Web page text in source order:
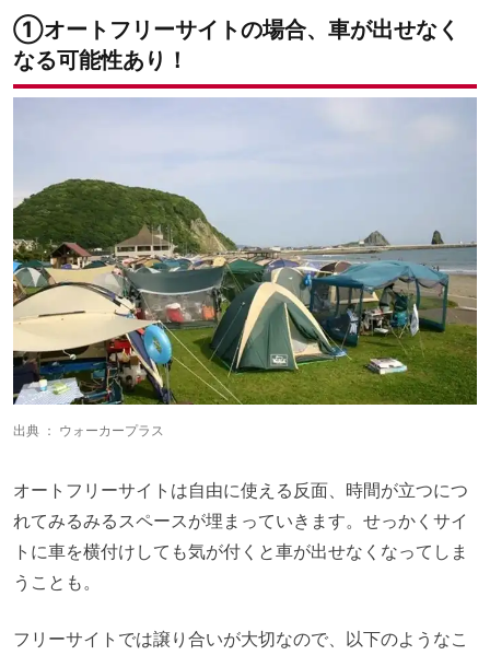
①オートフリーサイトの場合、車が出せなく
なる可能性あり！
出典 ： ウォーカープラス
オートフリーサイトは自由に使える反面、時間が立つにつ
れてみるみるスペースが埋まっていきます。せっかくサイ
トに車を横付けしても気が付くと車が出せなくなってしま
うことも。
フリーサイトでは譲り合いが大切なので、以下のようなこ